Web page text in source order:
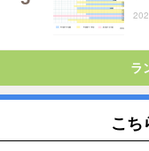
ラ
こち